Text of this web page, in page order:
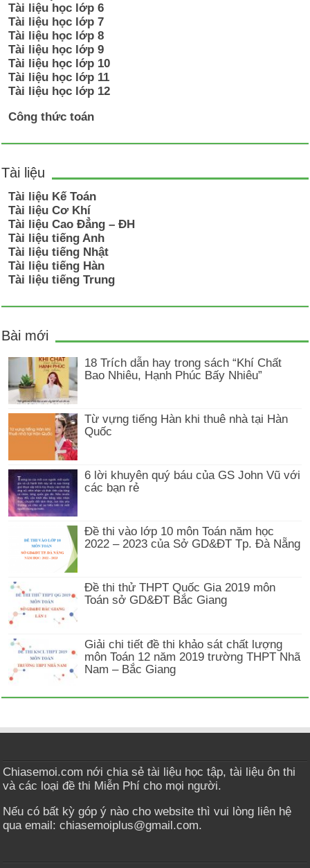
Tài liệu học lớp 6
Tài liệu học lớp 7
Tài liệu học lớp 8
Tài liệu học lớp 9
Tài liệu học lớp 10
Tài liệu học lớp 11
Tài liệu học lớp 12
Công thức toán
Tài liệu
Tài liệu Kế Toán
Tài liệu Cơ Khí
Tài liệu Cao Đẳng – ĐH
Tài liệu tiếng Anh
Tài liệu tiếng Nhật
Tài liệu tiếng Hàn
Tài liệu tiếng Trung
Bài mới
18 Trích dẫn hay trong sách “Khí Chất
Bao Nhiêu, Hạnh Phúc Bấy Nhiêu”
Từ vựng tiếng Hàn khi thuê nhà tại Hàn
Quốc
6 lời khuyên quý báu của GS John Vũ với
các bạn rẻ
Đề thi vào lớp 10 môn Toán năm học
2022 – 2023 của Sở GD&ĐT Tp. Đà Nẵng
Đề thi thử THPT Quốc Gia 2019 môn
Toán sở GD&ĐT Bắc Giang
Giải chi tiết đề thi khảo sát chất lượng
môn Toán 12 năm 2019 trường THPT Nhã
Nam – Bắc Giang
Chiasemoi.com nới chia sẻ tài liệu học tập, tài liệu ôn thi
và các loại đề thi Miễn Phí cho mọi người.
Nếu có bất kỳ góp ý nào cho website thì vui lòng liên hệ
qua email: chiasemoiplus@gmail.com.